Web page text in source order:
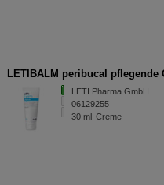
LETIBALM peribucal pflegende
LETI Pharma GmbH
06129255
30 ml Creme